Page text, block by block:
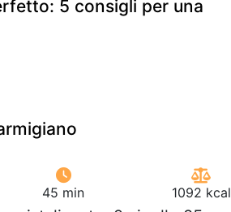
5 consigli per una
45 min 1092 kcal